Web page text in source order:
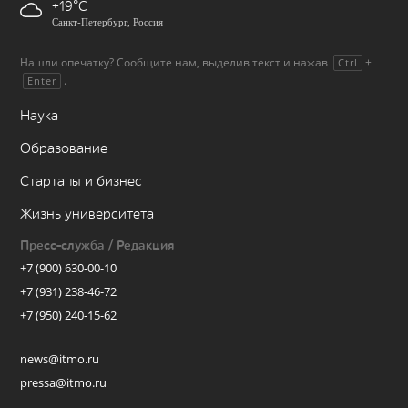
+19
Санкт-Петербург, Россия
Нашли опечатку? Сообщите нам, выделив текст и нажав Ctrl +
Enter .
Наука
Образование
Стартапы и бизнес
Жизнь университета
Пресс-служба / Редакция
+7 (900) 630-00-10
+7 (931) 238-46-72
+7 (950) 240-15-62
news@itmo.ru
pressa@itmo.ru